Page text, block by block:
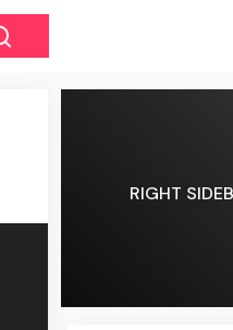
RIGHT